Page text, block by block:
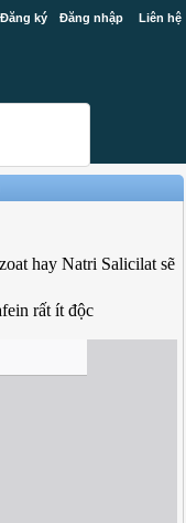
Đăng ký Đăng nhập Liên hệ
hay Natri Salicilat sẽ
rất ít độc